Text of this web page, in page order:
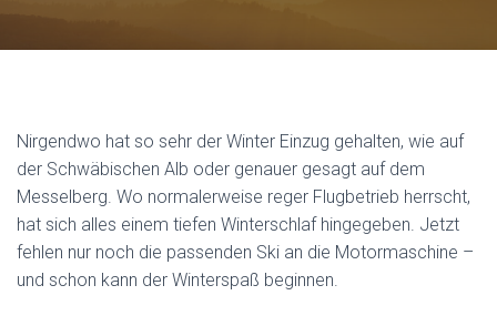
Nirgendwo hat so sehr der Winter Einzug gehalten, wie auf
der Schwäbischen Alb oder genauer gesagt auf dem
Messelberg. Wo normalerweise reger Flugbetrieb herrscht,
hat sich alles einem tiefen Winterschlaf hingegeben. Jetzt
fehlen nur noch die passenden Ski an die Motormaschine –
und schon kann der Winterspaß beginnen.